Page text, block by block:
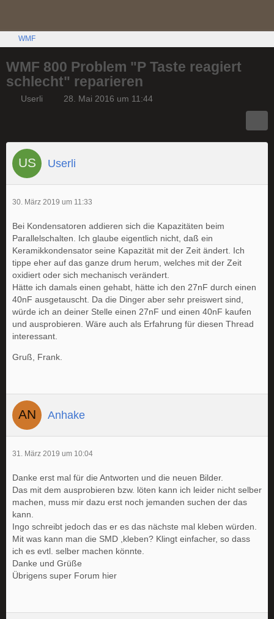
WMF
WMF 800 Problem "P Taste reagiert
schlecht" reparieren
Userli 28. Mai 2016 um 11:44
Userli
30. März 2019 um 11:33
Bei Kondensatoren addieren sich die Kapazitäten beim
Parallelschalten. Ich glaube eigentlich nicht, daß ein
Keramikkondensator seine Kapazität mit der Zeit ändert. Ich
tippe eher auf das ganze drum herum, welches mit der Zeit
oxidiert oder sich mechanisch verändert.
Hätte ich damals einen gehabt, hätte ich den 27nF durch einen
40nF ausgetauscht. Da die Dinger aber sehr preiswert sind,
würde ich an deiner Stelle einen 27nF und einen 40nF kaufen
und ausprobieren. Wäre auch als Erfahrung für diesen Thread
interessant.
Gruß, Frank.
Anhake
31. März 2019 um 10:04
Danke erst mal für die Antworten und die neuen Bilder.
Das mit dem ausprobieren bzw. löten kann ich leider nicht selber
machen, muss mir dazu erst noch jemanden suchen der das
kann.
Ingo schreibt jedoch das er es das nächste mal kleben würden.
Mit was kann man die SMD ,kleben? Klingt einfacher, so dass
ich es evtl. selber machen könnte.
Danke und Grüße
Übrigens super Forum hier